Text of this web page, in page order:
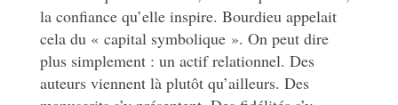
la confiance qu’elle inspire. Bourdieu appelait
cela du « capital symbolique ». On peut dire
plus simplement : un actif relationnel. Des
auteurs viennent là plutôt qu’ailleurs. Des